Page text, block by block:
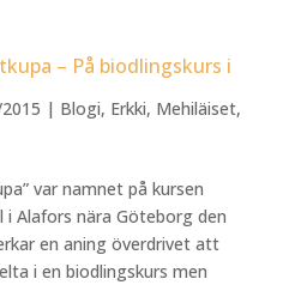
– På biodlingskurs i
| Blogi, Erkki, Mehiläiset,
var namnet på kursen
i Alafors nära Göteborg den
en aning överdrivet att
i en biodlingskurs men